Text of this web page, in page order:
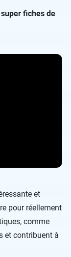
fiches de
et
pour réellement
comme
et contribuent à